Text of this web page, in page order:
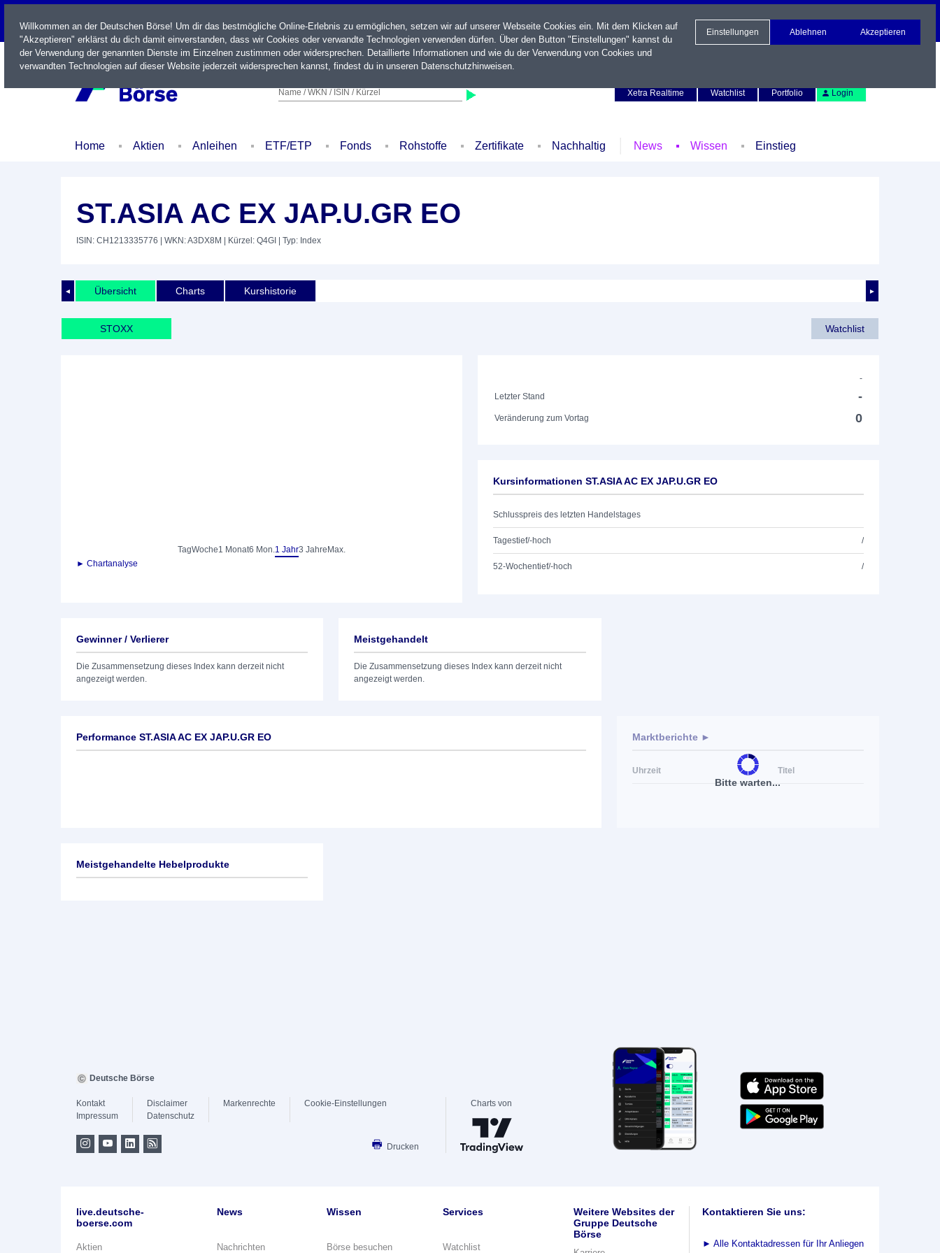
LIVE
Name / WKN / ISIN / Kürzel
Xetra Realtime
Watchlist Portfolio Login
Home Aktien Anleihen ETF/ETP Fonds Rohstoffe Zertifikate Nachhaltig News Wissen Einstieg
ST.ASIA AC EX JAP.U.GR EO
ISIN: CH1213335776 | WKN: A3DX8M | Kürzel: Q4GI | Typ: Index
◄ ►
Übersicht Charts Kurshistorie
STOXX Watchlist
TagWoche1 Monat6 Mon.1 Jahr3 Jahre Max.
► Chartanalyse
-
Letzter Stand
-
Veränderung zum Vortag 0
Kursinformationen ST.ASIA AC EX JAP.U.GR EO
Schlusspreis des letzten Handelstages
Tagestief/-hoch /
52-Wochentief/-hoch /
Gewinner / Verlierer
Die Zusammensetzung dieses Index kann derzeit nicht
angezeigt werden.
Meistgehandelt
Die Zusammensetzung dieses Index kann derzeit nicht
angezeigt werden.
Performance ST.ASIA AC EX JAP.U.GR EO
Bitte warten...
Marktberichte ►
Uhrzeit Titel
Meistgehandelte Hebelprodukte
Willkommen an der Deutschen Börse! Um dir das bestmögliche Online-Erlebnis zu ermöglichen, setzen wir auf unserer Webseite Cookies ein. Mit dem Klicken auf
"Akzeptieren" erklärst du dich damit einverstanden, dass wir Cookies oder verwandte Technologien verwenden dürfen. Über den Button "Einstellungen" kannst du
der Verwendung der genannten Dienste im Einzelnen zustimmen oder widersprechen. Detaillierte Informationen und wie du der Verwendung von Cookies und
verwandten Technologien auf dieser Website jederzeit widersprechen kannst, findest du in unseren Datenschutzhinweisen.
Einstellungen Ablehnen Akzeptieren
Deutsche Börse
Kontakt
Impressum
Disclaimer
Datenschutz
Markenrechte Cookie-Einstellungen
Drucken
Charts von
live.deutsche-
boerse.com
Aktien
News
Nachrichten
Wissen
Börse besuchen
Services
Watchlist
Weitere Websites der
Gruppe Deutsche
Börse
Kontaktieren Sie uns:
► Alle Kontaktadressen für Ihr Anliegen